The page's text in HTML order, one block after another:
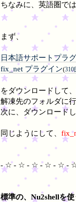
ちなみに、英語圏で
まず、
日本語サポートプラ
fix_net プラグイン(310
をダウンロードして
解凍先のフォルダに
次に、ダウンロード
同じようにして、
- ☆ - ☆ - ☆ - ☆ - ☆ -
標準の、Nu2shellを